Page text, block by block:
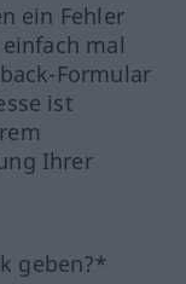
ein Fehler
mal
Formular
ist
Ihrer
geben?*